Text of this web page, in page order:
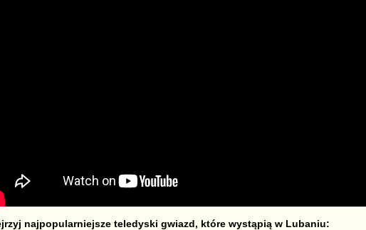
najpopularniejsze teledyski gwiazd, które wystąpią w Lubaniu: